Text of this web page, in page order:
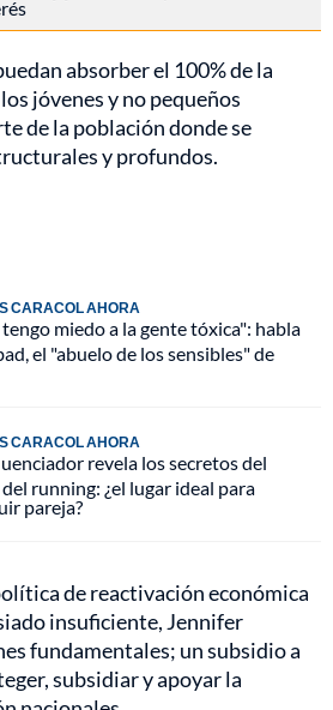
absorber el 100% de la
jóvenes y no pequeños
de la población donde se
y profundos.
CARACOL AHORA
tengo miedo a la gente tóxica": habla
el "abuelo de los sensibles" de
CARACOL AHORA
revela los secretos del
running: ¿el lugar ideal para
pareja?
de reactivación económica
insuficiente, Jennifer
fundamentales; un subsidio a
subsidiar y apoyar la